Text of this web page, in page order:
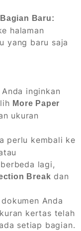
Baru:
halaman
yang baru saja
inginkan
More Paper
ukuran
perlu kembali ke
lagi,
Break dan
Anda
kertas telah
setiap bagian.